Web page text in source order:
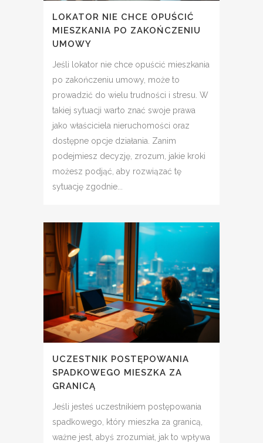
LOKATOR NIE CHCE OPUŚCIĆ
MIESZKANIA PO ZAKOŃCZENIU
UMOWY
Jeśli lokator nie chce opuścić mieszkania
po zakończeniu umowy, może to
prowadzić do wielu trudności i stresu. W
takiej sytuacji warto znać swoje prawa
jako właściciela nieruchomości oraz
dostępne opcje działania. Zanim
podejmiesz decyzję, zrozum, jakie kroki
możesz podjąć, aby rozwiązać tę
sytuację zgodnie...
UCZESTNIK POSTĘPOWANIA
SPADKOWEGO MIESZKA ZA
GRANICĄ
Jeśli jesteś uczestnikiem postępowania
spadkowego, który mieszka za granicą,
ważne jest, abyś zrozumiał, jak to wpływa